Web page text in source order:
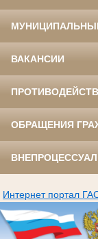
ВАКАНСИИ
ОБРАЩЕНИЯ
Интернет портал